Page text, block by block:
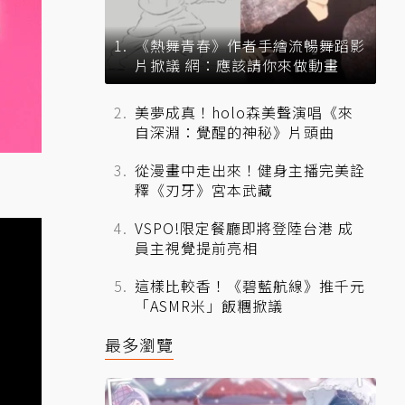
《熱舞青春》作者手繪流暢舞蹈影
片掀議 網：應該請你來做動畫
美夢成真！holo森美聲演唱《來
自深淵：覺醒的神秘》片頭曲
從漫畫中走出來！健身主播完美詮
釋《刃牙》宮本武藏
VSPO!限定餐廳即將登陸台港 成
員主視覺提前亮相
這樣比較香！《碧藍航線》推千元
「ASMR米」飯糰掀議
最多瀏覽